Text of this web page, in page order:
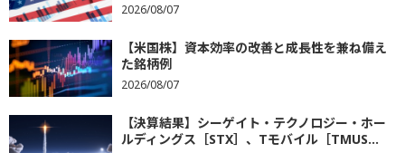
2026/08/07
【米国株】資本効率の改善と成長性を兼ね備え
た銘柄例
2026/08/07
【決算結果】シーゲイト・テクノロジー・ホー
ルディングス［STX］、Tモバイル［TMUS...